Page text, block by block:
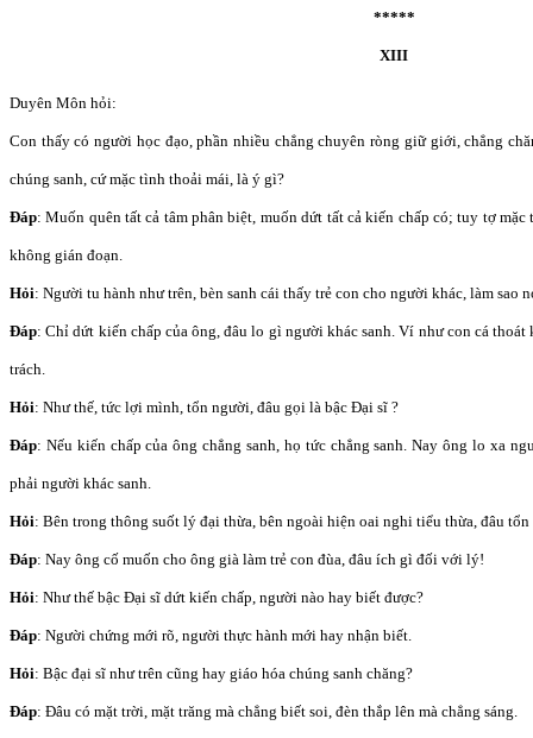
*****
XIII
Duyên Môn hỏi:
Con thấy có người học đạo, phần nhiều chẳng chuyên ròng giữ giới, chẳng
chúng sanh, cứ mặc tình thoải mái, là ý gì?
Đáp: Muốn quên tất cả tâm phân biệt, muốn dứt tất cả kiến chấp có; tuy tợ
không gián đoạn.
Hỏi: Người tu hành như trên, bèn sanh cái thấy trẻ con cho người khác, làm sao
Đáp: Chỉ dứt kiến chấp của ông, đâu lo gì người khác sanh. Ví như con cá
trách.
Hỏi: Như thế, tức lợi mình, tổn người, đâu gọi là bậc Đại sĩ ?
Đáp: Nếu kiến chấp của ông chẳng sanh, họ tức chẳng sanh. Nay ông lo xa
phải người khác sanh.
Hỏi: Bên trong thông suốt lý đại thừa, bên ngoài hiện oai nghi tiểu thừa, đâu
Đáp: Nay ông cố muốn cho ông già làm trẻ con đùa, đâu ích gì đối với lý!
Hỏi: Như thế bậc Đại sĩ dứt kiến chấp, người nào hay biết được?
Đáp: Người chứng mới rõ, người thực hành mới hay nhận biết.
Hỏi: Bậc đại sĩ như trên cũng hay giáo hóa chúng sanh chăng?
Đáp: Đâu có mặt trời, mặt trăng mà chẳng biết soi, đèn thắp lên mà chẳng sáng.